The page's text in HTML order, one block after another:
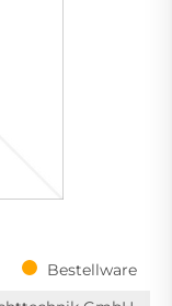
Bestellware